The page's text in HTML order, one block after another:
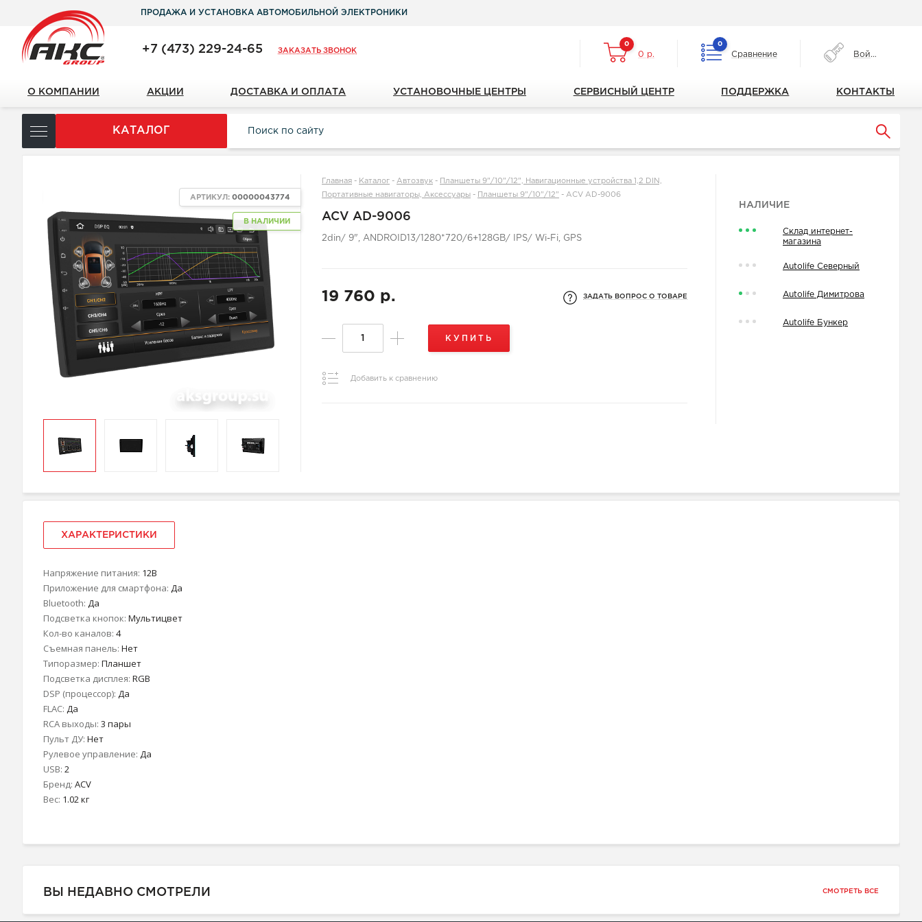
ПРОДАЖА И УСТАНОВКА АВТОМОБИЛЬНОЙ ЭЛЕКТРОНИКИ
+7 (473) 229-24-65 ЗАКАЗАТЬ ЗВОНОК
0
0 р.
0
Сравнение Войти
О КОМПАНИИ АКЦИИ ДОСТАВКА И ОПЛАТА УСТАНОВОЧНЫЕ ЦЕНТРЫ СЕРВИСНЫЙ ЦЕНТР ПОДДЕРЖКА КОНТАКТЫ
КАТАЛОГ
В НАЛИЧИИ
АРТИКУЛ:00000043774
Главная - Каталог -Автозвук -
Планшеты 9"/10"/12", Навигационные устройства 1,2 DIN,
Портативные навигаторы, Аксессуары - Планшеты 9"/10"/12" -ACV AD-9006
ACV AD-9006
2din/ 9", ANDROID13/1280*720/6+128GB/ IPS/ Wi-Fi, GPS
19 760 р. ЗАДАТЬ ВОПРОС О ТОВАРЕ
КУПИТЬ
Добавить к сравнению
НАЛИЧИЕ
Склад интернет-
магазина
Autolife Северный
Autolife Димитрова
Autolife Бункер
ХАРАКТЕРИСТИКИ
Напряжение питания: 12В
Приложение для смартфона: Да
Bluetooth: Да
Подсветка кнопок: Мультицвет
Кол-во каналов: 4
Съемная панель: Нет
Типоразмер: Планшет
Подсветка дисплея: RGB
DSP (процессор): Да
FLAC: Да
RCA выходы: 3 пары
Пульт ДУ: Нет
Рулевое управление: Да
USB: 2
Бренд: ACV
Вес: 1.02 кг
ВЫ НЕДАВНО СМОТРЕЛИ СМОТРЕТЬ ВСЕ